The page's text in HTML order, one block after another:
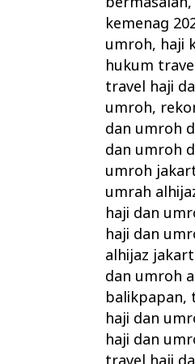
kemenag
umroh, haji
hukum
travel haji
umroh,
dan umroh
dan umroh
umroh
umrah
haji dan
haji dan
alhijaz
dan umroh
balikpapan,
haji dan
haji dan
Urus
Perizinan